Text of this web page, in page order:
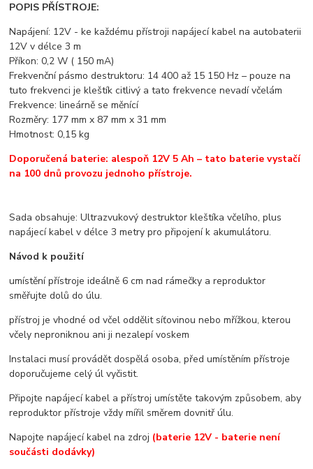
POPIS PŘÍSTROJE:
Napájení: 12V - ke každému přístroji napájecí kabel na autobaterii
12V v délce 3 m
Příkon: 0,2 W ( 150 mA)
Frekvenční pásmo destruktoru: 14 400 až 15 150 Hz – pouze na
tuto frekvenci je kleštík citlivý a tato frekvence nevadí včelám
Frekvence: lineárně se měnící
Rozměry: 177 mm x 87 mm x 31 mm
Hmotnost: 0,15 kg
Doporučená baterie: alespoň 12V 5 Ah – tato baterie vystačí
na 100 dnů provozu jednoho přístroje.
Sada obsahuje: Ultrazvukový destruktor kleštíka včelího, plus
napájecí kabel v délce 3 metry pro připojení k akumulátoru.
Návod k použití
umístění přístroje ideálně 6 cm nad rámečky a reproduktor
směřujte dolů do úlu.
přístroj je vhodné od včel oddělit síťovinou nebo mřížkou, kterou
včely neproniknou ani ji nezalepí voskem
Instalaci musí provádět dospělá osoba, před umístěním přístroje
doporučujeme celý úl vyčistit.
Připojte napájecí kabel a přístroj umístěte takovým způsobem, aby
reproduktor přístroje vždy mířil směrem dovnitř úlu.
Napojte napájecí kabel na zdroj (baterie 12V - baterie není
součásti dodávky)